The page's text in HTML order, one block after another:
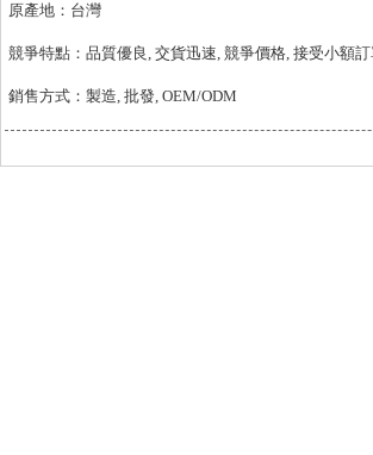
原產地：台灣
競爭特點：品質優良, 交貨迅速, 競爭價格, 接受小額
銷售方式：製造, 批發, OEM/ODM